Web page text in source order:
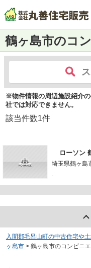
鶴ヶ島市のコ
※物件情報の周辺施設紹介
社では対応できません。
該当件数1件
ローソン
埼玉県鶴ヶ島
-
入間郡毛呂山町の中古住宅や
ヶ島市 > 鶴ヶ島市のコンビニ